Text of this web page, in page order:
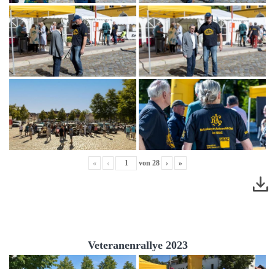
« ‹ von 28 › »
Veteranenrallye 2023